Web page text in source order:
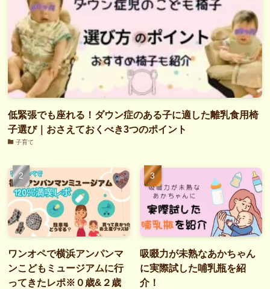
低緊張でも座れる！ダウン症のある子に適した離乳食用椅
子選び｜おさえておくべき3つのポイント
子育て
ワンオペで横浜アンパンマ
ンこどもミュージアムに行
ってきたレポ※０歳&２歳
吸啜力が未熟なあかちゃん
に実際試した哺乳瓶を紹
介！